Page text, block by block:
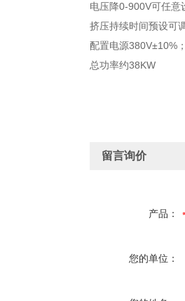
电压降0-900V可任意
挤压持续时间预设可
配置电源380V±10%
总功率约38KW
留言询价
产品：
您的单位：